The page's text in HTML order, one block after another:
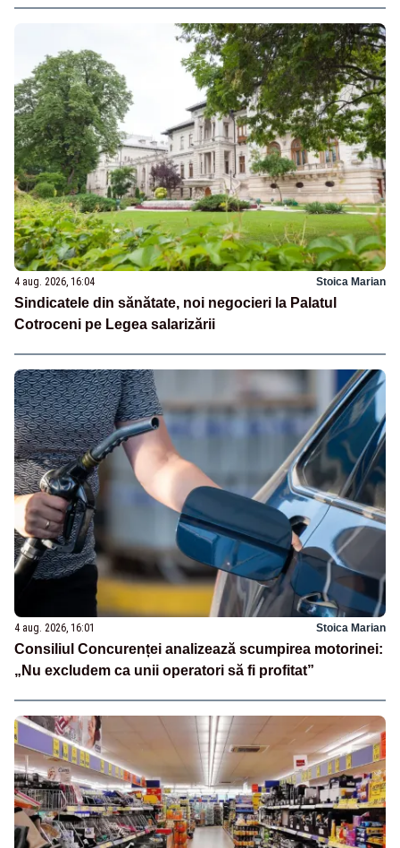
4 aug. 2026, 16:04 Stoica Marian
Sindicatele din sănătate, noi negocieri la Palatul
Cotroceni pe Legea salarizării
4 aug. 2026, 16:01 Stoica Marian
Consiliul Concurenței analizează scumpirea motorinei:
„Nu excludem ca unii operatori să fi profitat”